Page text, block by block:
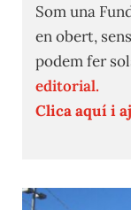
Som una
en obert,
podem fer
editorial.
Clica aquí i